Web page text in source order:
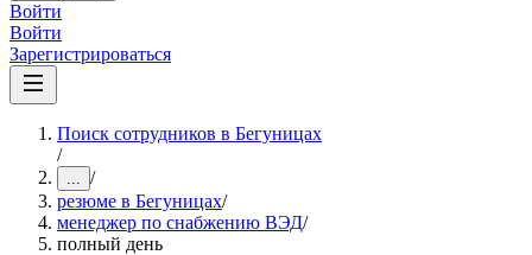
Войти
Войти
Зарегистрироваться
Поиск сотрудников в Бегуницах
/
... /
резюме в Бегуницах/
менеджер по снабжению ВЭД/
полный день